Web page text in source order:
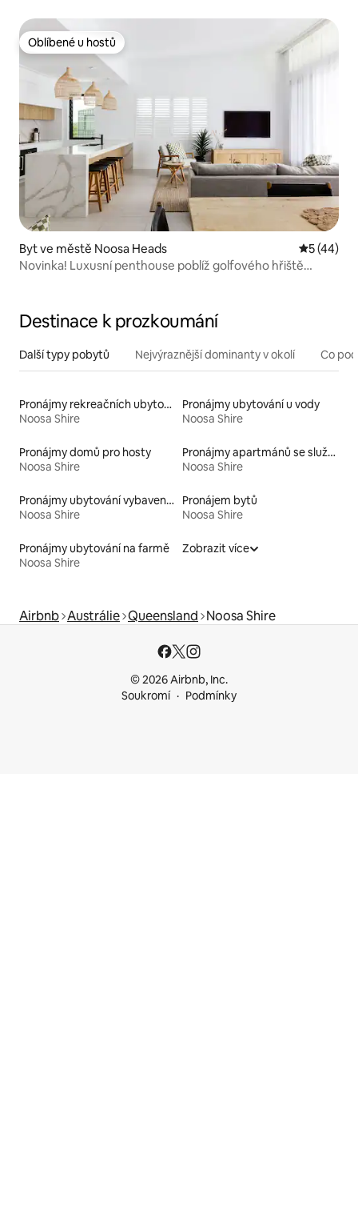
Oblíbené u hostů
Oblíbené u hostů
Byt ve městě Noosa Heads Průměrné
5 (44)
Novinka! Luxusní penthouse poblíž golfového hřiště
Destinace k prozkoumání
Další typy pobytů Nejvýraznější dominanty v okolí Co
Pronájmy rekreačních ubytování
Noosa Shire
Pronájmy ubytování u vody
Noosa Shire
Pronájmy domů pro hosty
Noosa Shire
Pronájmy apartmánů se službami
Noosa Shire
Pronájmy ubytování vybavených kajakem
Noosa Shire
Pronájem bytů
Noosa Shire
Pronájmy ubytování na farmě
Noosa Shire
Zobrazit více
Airbnb Austrálie Queensland Noosa Shire
© 2026 Airbnb, Inc.
Soukromí
Podmínky